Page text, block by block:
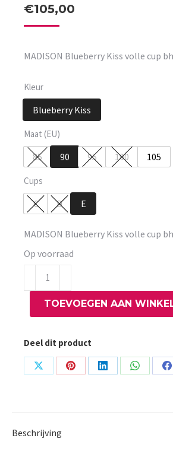
€105,00
MADISON Blueberry Kiss volle cup bh
Kleur
Blueberry Kiss
Maat (EU)
85 90 95 100 105
Cups
C D E
MADISON Blueberry Kiss volle cup bh
Op voorraad
MADISON
Blueberry
cup
bh
aantal
TOEVOEGEN AAN
Deel dit product
Share
Share
Share
Share
Beschrijving